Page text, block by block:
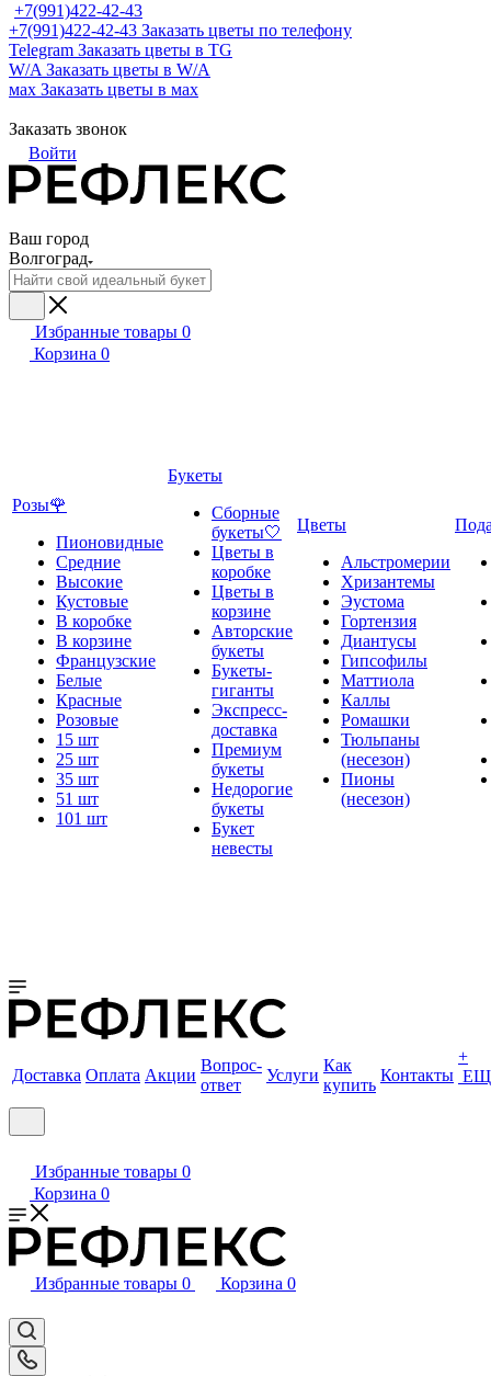
+7(991)422-42-43
+7(991)422-42-43 Заказать цветы по телефону
Telegram Заказать цветы в TG
W/A Заказать цветы в W/A
мах Заказать цветы в мах
Заказать звонок
Войти
Ваш город
Волгоград
Избранные товары 0
Корзина 0
Розы🌹
Пионовидные
Средние
Высокие
Кустовые
В коробке
В корзине
Французские
Белые
Красные
Розовые
15 шт
25 шт
35 шт
51 шт
101 шт
Букеты
Сборные
букеты🤍
Цветы в
коробке
Цветы в
корзине
Авторские
букеты
Букеты-
гиганты
Экспресс-
доставка
Премиум
букеты
Недорогие
букеты
Букет
невесты
Цветы
Альстромерии
Хризантемы
Эустома
Гортензия
Диантусы
Гипсофилы
Маттиола
Каллы
Ромашки
Тюльпаны
(несезон)
Пионы
(несезон)
Доставка Оплата Акции
Вопрос-
ответ
Услуги
Как
купить
Контакты
+
Избранные товары 0
Корзина 0
Избранные товары 0 Корзина 0